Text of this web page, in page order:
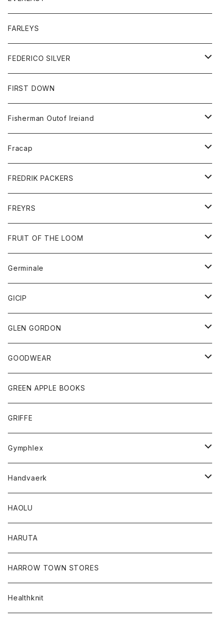
シャツ
セーター
ボトム
ショートパンツ
パンツ
レディース
コート
ジャケット
Tシャツ
ボトム
トップス
ジャケット
スエットシャツ
ボトム
スエットパンツ
グッズ
帽子
FARLEYS
FEDERICO SILVER
アクセサリー
FIRST DOWN
Fisherman Outof Ireiand
ニット
Fracap
グッズ
靴
FREDRIK PACKERS
アクセサリー
バッグ
FREYRS
サングラス
FRUIT OF THE LOOM
アウター
パーカー
グッズ
ネクタイ
チーフ
トップス
シャツ
タンクトップ
ボトム
ショートパンツ
スカート
レディース
スカート
Tシャツ
Germinale
靴
サンダル
GICIP
トップス
Tシャツ
GLEN GORDON
グッズ
手袋
GOODWEAR
トップス
Tシャツ
GREEN APPLE BOOKS
GRIFFE
Gymphlex
アウター
カーディガン
コート
トップス
シャツ
スウェット
レディース
カーディガン
コート
ボトム
パンツ
Handvaerk
トップス
Tシャツ
ロンTEE
HAOLU
HARUTA
HARROW TOWN STORES
Healthknit